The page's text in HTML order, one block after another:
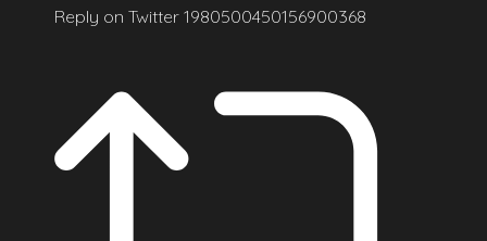
Reply on Twitter 1980500450156900368